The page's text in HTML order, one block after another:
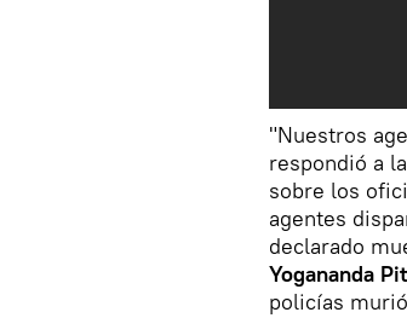
"Nuestros
respondió a
sobre los
agentes
declarado
Yogananda
policías